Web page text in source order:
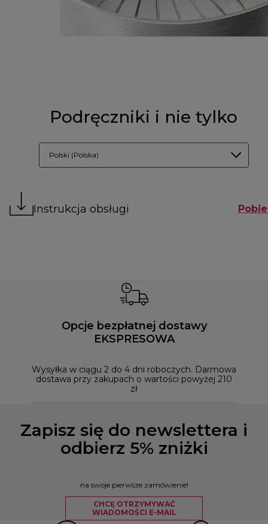
Podręczniki i nie tylko
Polski (Polska)
Instrukcja obsługi
Opcje bezpłatnej dostawy
EKSPRESOWA
Wysyłka w ciągu 2 do 4 dni roboczych. Darmowa
dostawa przy zakupach o wartości powyżej 210
zł
Zapisz się do newslettera i
odbierz 5% zniżki
na swoje pierwsze zamówienie!
CHCĘ OTRZYMYWAĆ
WIADOMOŚCI E-MAIL